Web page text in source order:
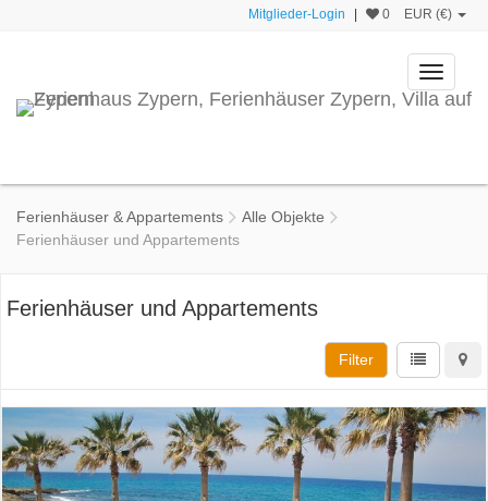
Mitglieder-Login 0 EUR (€)
Toggle
Ferienhäuser & Appartements
Alle Objekte
Ferienhäuser und Appartements
Ferienhäuser und Appartements
Filter